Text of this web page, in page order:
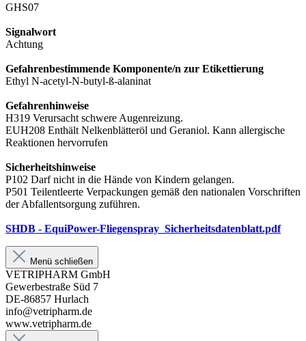
GHS07
Signalwort
Achtung
Gefahrenbestimmende Komponente/n zur Etikettierung
Ethyl N-acetyl-N-butyl-ß-alaninat
Gefahrenhinweise
H319 Verursacht schwere Augenreizung.
EUH208 Enthält Nelkenblätteröl und Geraniol. Kann allergische
Reaktionen hervorrufen
Sicherheitshinweise
P102 Darf nicht in die Hände von Kindern gelangen.
P501 Teilentleerte Verpackungen gemäß den nationalen Vorschriften
der Abfallentsorgung zuführen.
SHDB - EquiPower-Fliegenspray_Sicherheitsdatenblatt.pdf
Menü schließen
VETRIPHARM GmbH
Gewerbestraße Süd 7
DE-86857 Hurlach
info@vetripharm.de
www.vetripharm.de